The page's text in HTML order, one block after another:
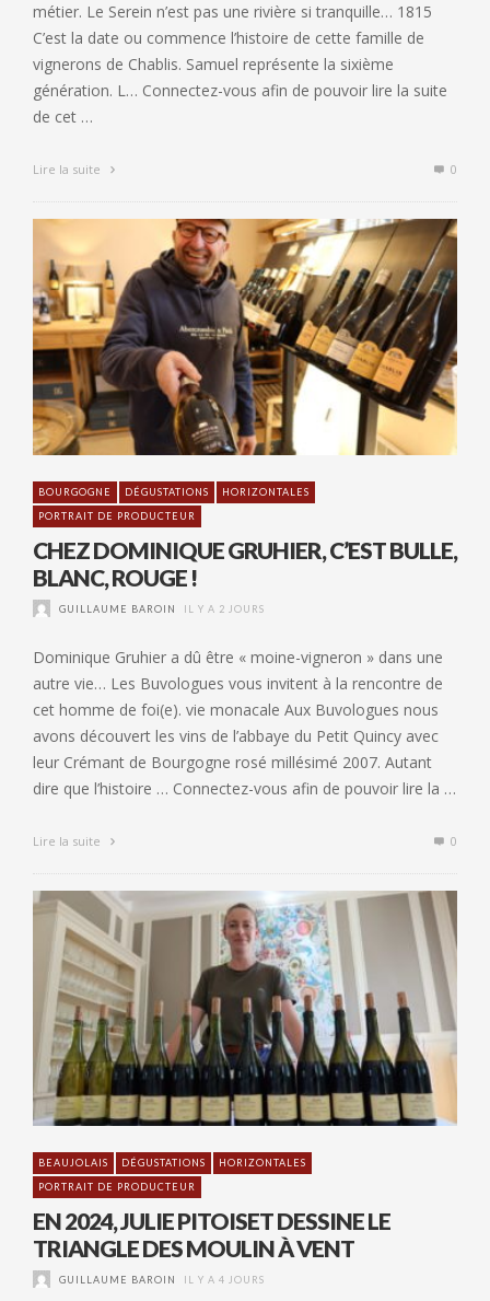
métier. Le Serein n’est pas une rivière si tranquille… 1815
C’est la date ou commence l’histoire de cette famille de
vignerons de Chablis. Samuel représente la sixième
génération. L… Connectez-vous afin de pouvoir lire la suite
de cet …
Lire la suite 0
BOURGOGNE DÉGUSTATIONS
HORIZONTALES
PORTRAIT DE PRODUCTEUR
CHEZ DOMINIQUE GRUHIER, C’EST BULLE,
BLANC, ROUGE !
GUILLAUME BAROIN IL Y A 2 JOURS
Dominique Gruhier a dû être « moine-vigneron » dans une
autre vie… Les Buvologues vous invitent à la rencontre de
cet homme de foi(e). vie monacale Aux Buvologues nous
avons découvert les vins de l’abbaye du Petit Quincy avec
leur Crémant de Bourgogne rosé millésimé 2007. Autant
dire que l’histoire … Connectez-vous afin de pouvoir lire la …
Lire la suite 0
BEAUJOLAIS DÉGUSTATIONS
HORIZONTALES
PORTRAIT DE PRODUCTEUR
EN 2024, JULIE PITOISET DESSINE LE
TRIANGLE DES MOULIN À VENT
GUILLAUME BAROIN IL Y A 4 JOURS